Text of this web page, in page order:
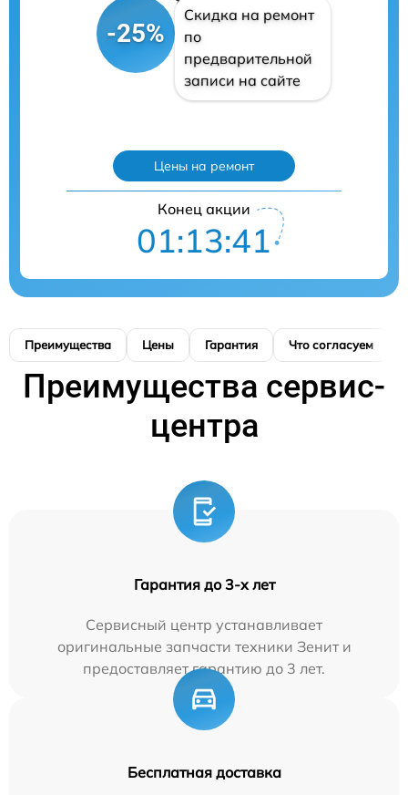
-25%
Скидка на ремонт
по
предварительной
записи на сайте
Цены на ремонт
Конец акции
01:13:40
Преимущества Цены Гарантия Что согласуем
Преимущества сервис-
центра
Гарантия до 3-х лет
Сервисный центр устанавливает
оригинальные запчасти техники Зенит и
предоставляет гарантию до 3 лет.
Бесплатная доставка